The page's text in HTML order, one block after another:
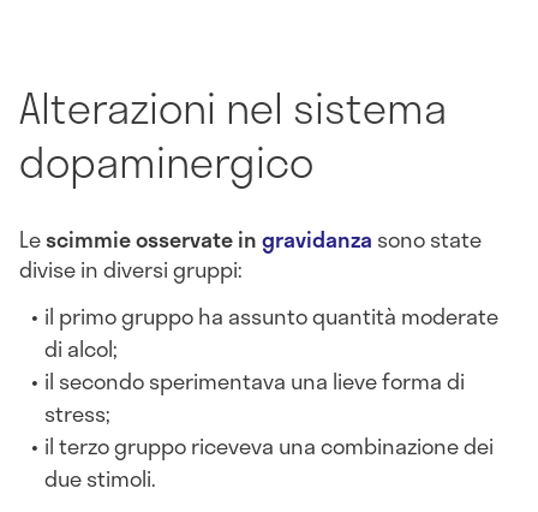
Alterazioni nel sistema
dopaminergico
Lescimmie osservate ingravidanza sono state
divise in diversi gruppi:
il primo gruppo ha assunto quantità moderate
di alcol;
il secondo sperimentava una lieve forma di
stress;
il terzo gruppo riceveva una combinazione dei
due stimoli.